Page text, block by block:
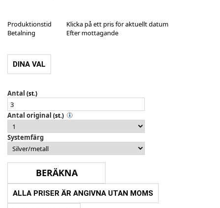
Produktionstid
Klicka på ett pris för aktuellt datum
Betalning
Efter mottagande
DINA VAL
Antal (st.)
Antal original (st.)
Systemfärg
ALLA PRISER ÄR ANGIVNA UTAN MOMS